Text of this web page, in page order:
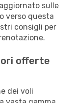
sulle
verso questa
consigli per
offerte
dei voli